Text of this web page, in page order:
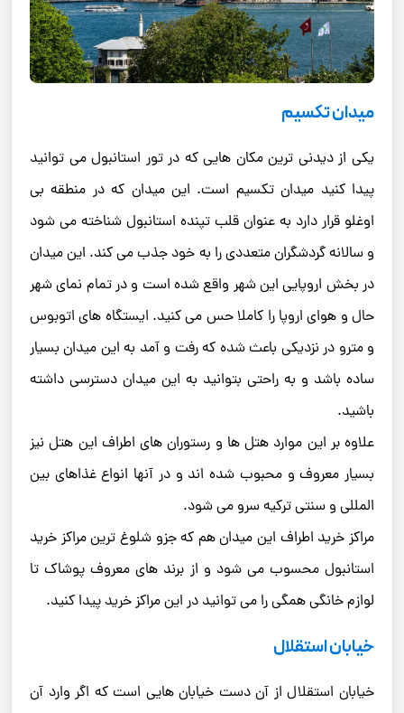
میدان تکسیم
یکی از دیدنی ترین مکان هایی که در تور استانبول می توانید
پیدا کنید میدان تکسیم است. این میدان که در منطقه بی
اوغلو قرار دارد به عنوان قلب تپنده استانبول شناخته می شود
و سالانه گردشگران متعددی را به خود جذب می کند. این میدان
در بخش اروپایی این شهر واقع شده است و در تمام نمای شهر
حال و هوای اروپا را کاملا حس می کنید. ایستگاه های اتوبوس
و مترو در نزدیکی باعث شده که رفت و آمد به این میدان بسیار
ساده باشد و به راحتی بتوانید به این میدان دسترسی داشته
باشید.
علاوه بر این موارد هتل ها و رستوران های اطراف این هتل نیز
بسیار معروف و محبوب شده اند و در آنها انواع غذاهای بین
المللی و سنتی ترکیه سرو می شود.
مراکز خرید اطراف این میدان هم که جزو شلوغ ترین مراکز خرید
استانبول محسوب می شود و از برند های معروف پوشاک تا
لوازم خانگی همگی را می توانید در این مراکز خرید پیدا کنید.
خیابان استقلال
خیابان استقلال از آن دست خیابان هایی است که اگر وارد آن